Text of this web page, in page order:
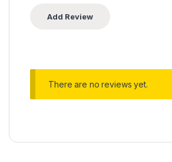
There are no reviews yet.